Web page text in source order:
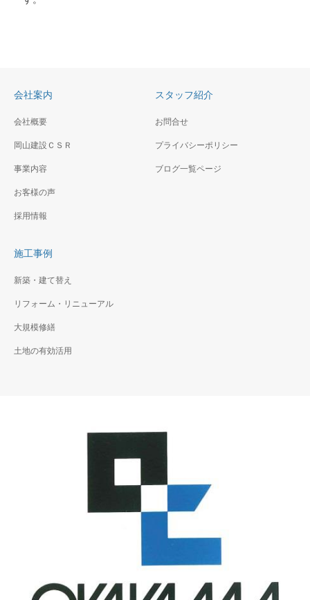
会社案内
会社概要
岡山建設ＣＳＲ
事業内容
お客様の声
採用情報
スタッフ紹介
お問合せ
プライバシーポリシー
ブログ一覧ページ
施工事例
新築・建て替え
リフォーム・リニューアル
大規模修繕
土地の有効活用